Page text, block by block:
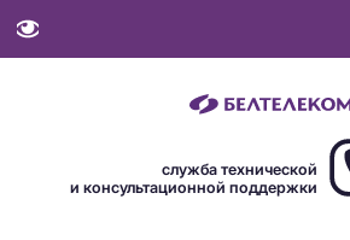
служба технической
и консультационной поддержки